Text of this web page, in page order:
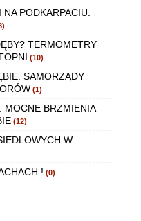
PODKARPACIU.
TERMOMETRY
(10)
SAMORZĄDY
(1)
MOCNE BRZMIENIA
(12)
W
! (0)